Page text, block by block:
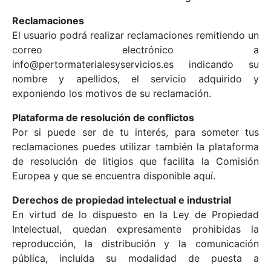
Reclamaciones
El usuario podrá realizar reclamaciones remitiendo un
correo electrónico a
info@pertormaterialesyservicios.es indicando su
nombre y apellidos, el servicio adquirido y
exponiendo los motivos de su reclamación.
Plataforma de resolución de conflictos
Por si puede ser de tu interés, para someter tus
reclamaciones puedes utilizar también la plataforma
de resolución de litigios que facilita la Comisión
Europea y que se encuentra disponible aquí.
Derechos de propiedad intelectual e industrial
En virtud de lo dispuesto en la Ley de Propiedad
Intelectual, quedan expresamente prohibidas la
reproducción, la distribución y la comunicación
pública, incluida su modalidad de puesta a